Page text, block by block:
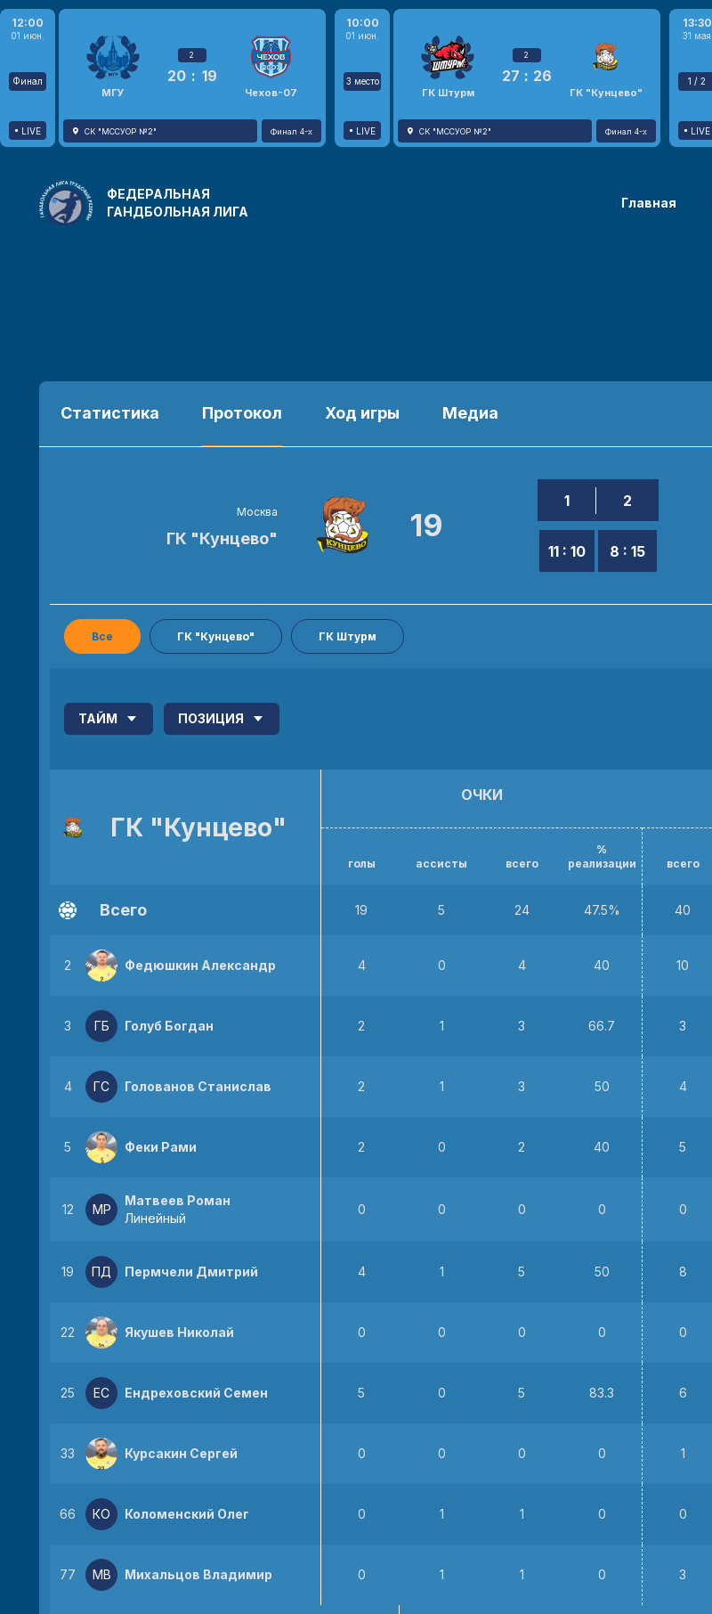
12:00
01 июн.
Финал
LIVE
МГУ
2
20 : 19
Чехов-07
СК "МССУОР №2" Финал 4-х
10:00
01 июн.
3 место
LIVE
ГК Штурм
2
27 : 26
ГК "Кунцево"
СК "МССУОР №2" Финал 4-х
13:30
31 мая
1 / 2
LIVE
ФЕДЕРАЛЬНАЯ
ГАНДБОЛЬНАЯ ЛИГА
Главная
Статистика Протокол Ход игры Медиа
Москва
ГК "Кунцево" 19
1
11 : 10
2
8 : 15
Все ГК "Кунцево" ГК Штурм
ТАЙМ ПОЗИЦИЯ
ГК "Кунцево"
ОЧКИ
голы ассисты всего
%
реализации
всего
Всего 19 5 24 47.5% 40
2 Федюшкин Александр 4 0 4 40 10
3 ГБ Голуб Богдан 2 1 3 66.7 3
4 ГС Голованов Станислав 2 1 3 50 4
5 Феки Рами 2 0 2 40 5
12 МР
Матвеев Роман
Линейный
0 0 0 0 0
19 ПД Пермчели Дмитрий 4 1 5 50 8
22 Якушев Николай 0 0 0 0 0
25 ЕС Ендреховский Семен 5 0 5 83.3 6
33 Курсакин Сергей 0 0 0 0 1
66 КО Коломенский Олег 0 1 1 0 0
77 МВ Михальцов Владимир 0 1 1 0 3